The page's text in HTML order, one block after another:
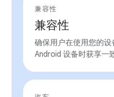
兼容性
兼容性
确保用户在使用您的
Android 设备时获享一